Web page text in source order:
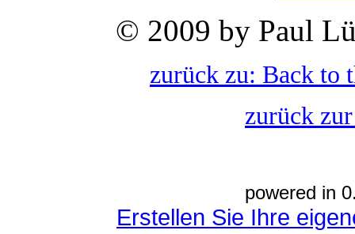
© 2009 by Paul
zurück zu: Back to
zurück
powered in
Erstellen Sie Ihre